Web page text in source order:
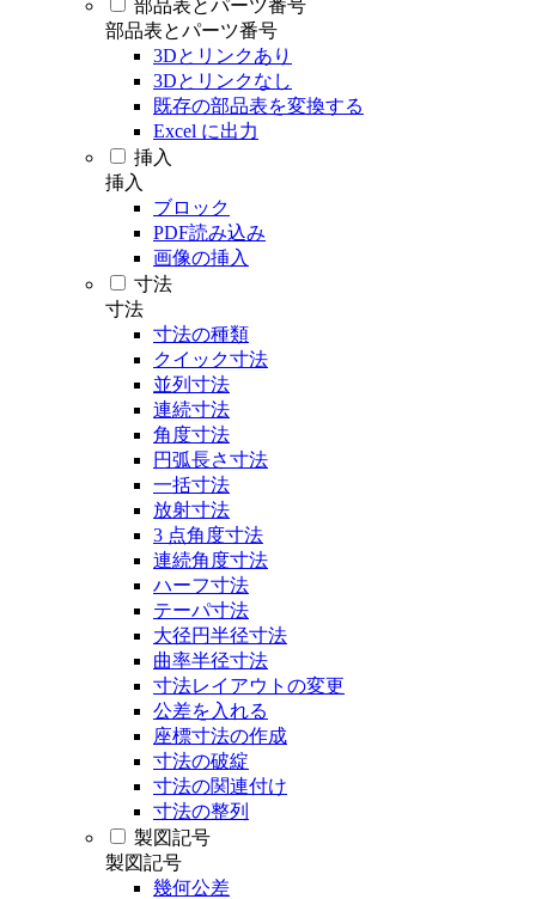
部品表とパーツ番号
部品表とパーツ番号
3Dとリンクあり
3Dとリンクなし
既存の部品表を変換する
Excel に出力
挿入
挿入
ブロック
PDF読み込み
画像の挿入
寸法
寸法
寸法の種類
クイック寸法
並列寸法
連続寸法
角度寸法
円弧長さ寸法
一括寸法
放射寸法
3 点角度寸法
連続角度寸法
ハーフ寸法
テーパ寸法
大径円半径寸法
曲率半径寸法
寸法レイアウトの変更
公差を入れる
座標寸法の作成
寸法の破綻
寸法の関連付け
寸法の整列
製図記号
製図記号
幾何公差